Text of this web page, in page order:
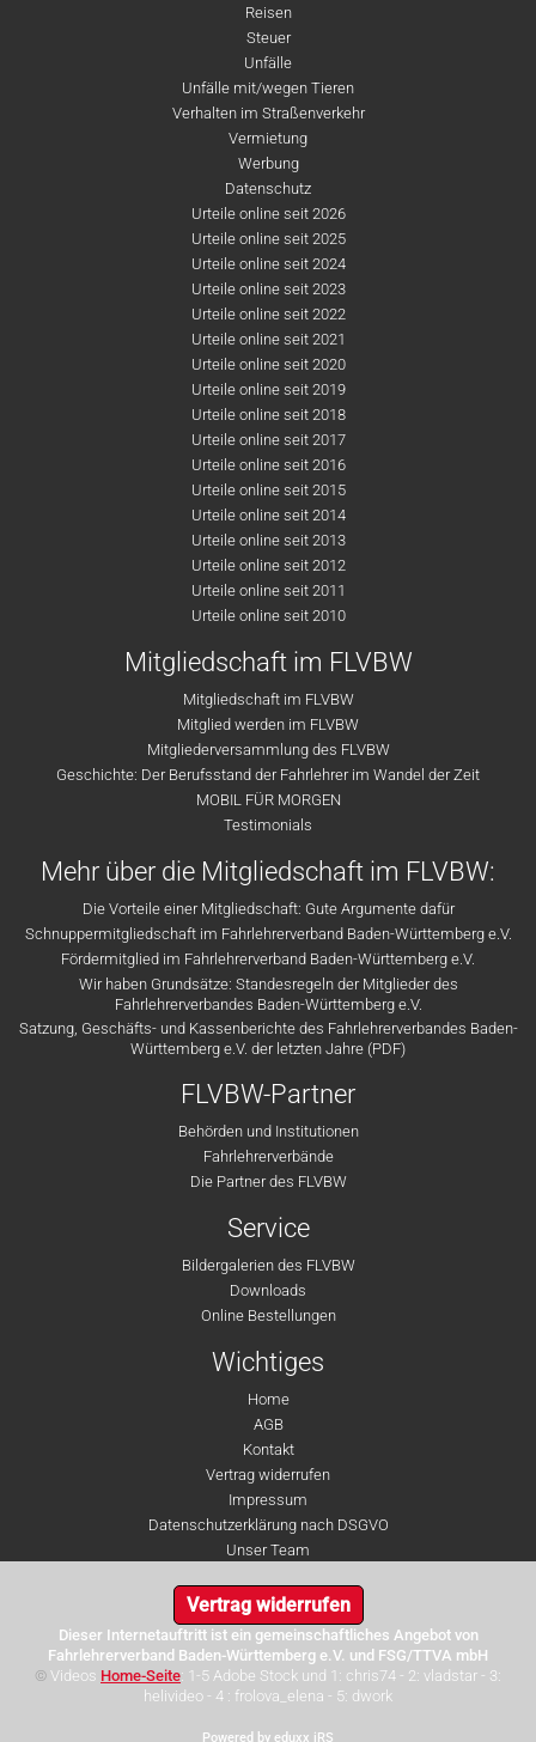
Reisen
Steuer
Unfälle
Unfälle mit/wegen Tieren
Verhalten im Straßenverkehr
Vermietung
Werbung
Datenschutz
Urteile online seit 2026
Urteile online seit 2025
Urteile online seit 2024
Urteile online seit 2023
Urteile online seit 2022
Urteile online seit 2021
Urteile online seit 2020
Urteile online seit 2019
Urteile online seit 2018
Urteile online seit 2017
Urteile online seit 2016
Urteile online seit 2015
Urteile online seit 2014
Urteile online seit 2013
Urteile online seit 2012
Urteile online seit 2011
Urteile online seit 2010
Mitgliedschaft im FLVBW
Mitgliedschaft im FLVBW
Mitglied werden im FLVBW
Mitgliederversammlung des FLVBW
Geschichte: Der Berufsstand der Fahrlehrer im Wandel der Zeit
MOBIL FÜR MORGEN
Testimonials
Mehr über die Mitgliedschaft im FLVBW:
Die Vorteile einer Mitgliedschaft: Gute Argumente dafür
Schnuppermitgliedschaft im Fahrlehrerverband Baden-Württemberg e.V.
Fördermitglied im Fahrlehrerverband Baden-Württemberg e.V.
Wir haben Grundsätze: Standesregeln der Mitglieder des
Fahrlehrerverbandes Baden-Württemberg e.V.
Satzung, Geschäfts- und Kassenberichte des Fahrlehrerverbandes Baden-
Württemberg e.V. der letzten Jahre (PDF)
FLVBW-Partner
Behörden und Institutionen
Fahrlehrerverbände
Die Partner des FLVBW
Service
Bildergalerien des FLVBW
Downloads
Online Bestellungen
Wichtiges
Home
AGB
Kontakt
Vertrag widerrufen
Impressum
Datenschutzerklärung nach DSGVO
Unser Team
Vertrag widerrufen
Dieser Internetauftritt ist ein gemeinschaftliches Angebot von
Fahrlehrerverband Baden-Württemberg e.V. und FSG/TTVA mbH
© Videos Home-Seite: 1-5 Adobe Stock und 1: chris74 - 2: vladstar - 3:
helivideo - 4 : frolova_elena - 5: dwork
Powered by eduxx iRS